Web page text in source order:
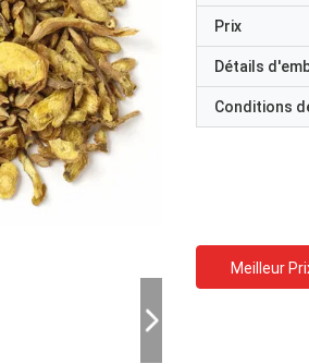
Prix
Détails
Conditions
Meilleur